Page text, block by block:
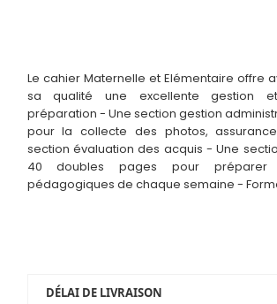
Le cahier Maternelle et Elémentaire offre
sa qualité une excellente gestion
préparation - Une section gestion
pour la collecte des photos,
section évaluation des acquis - Une
40 doubles pages pour préparer
pédagogiques de chaque semaine -
DÉLAI DE LIVRAISON